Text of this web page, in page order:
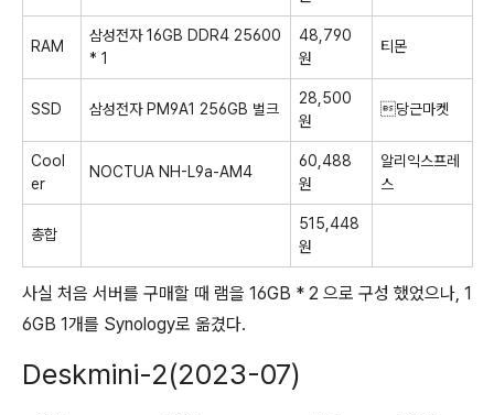
RAM
삼성전자 16GB DDR4 25600
* 1
48,790
원
티몬
SSD 삼성전자 PM9A1 256GB 벌크
28,500
원
당근마켓
Cool
er
NOCTUA NH-L9a-AM4
60,488
원
알리익스프레
스
총합
515,448
원
사실 처음 서버를 구매할 때 램을 16GB * 2 으로 구성 했었으나, 1
6GB 1개를 Synology로 옮겼다.
Deskmini-2(2023-07)